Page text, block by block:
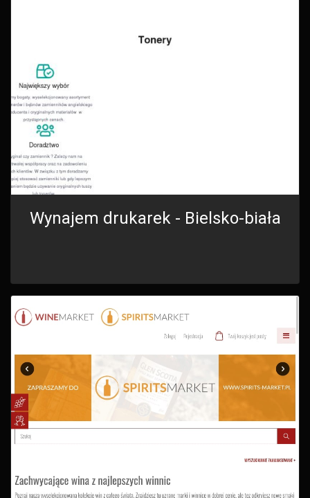
Wynajem drukarek - Bielsko-biała